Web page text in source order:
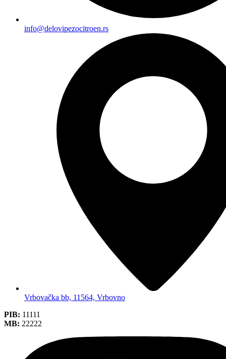
info@delovipezocitroen.rs
Vrbovačka bb, 11564, Vrbovno
PIB: 11111
MB: 22222